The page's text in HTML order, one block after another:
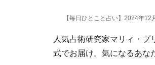
【毎日ひとこと占い】2024年12
人気占術研究家マリィ・
式でお届け。気になるあな